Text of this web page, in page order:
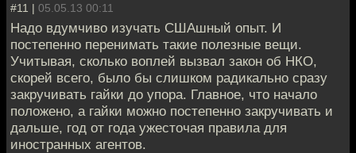
#11 | 05.05.13 00:11
Надо вдумчиво изучать СШАшный опыт. И
постепенно перенимать такие полезные вещи.
Учитывая, сколько воплей вызвал закон об НКО,
скорей всего, было бы слишком радикально сразу
закручивать гайки до упора. Главное, что начало
положено, а гайки можно постепенно закручивать и
дальше, год от года ужесточая правила для
иностранных агентов.